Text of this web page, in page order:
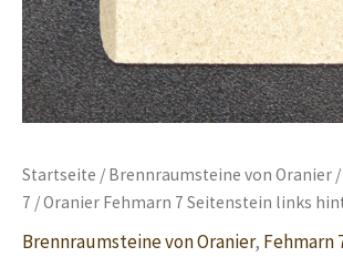
Startseite / Brennraumsteine von Oranier /
7 / Oranier Fehmarn 7 Seitenstein links
Brennraumsteine von Oranier, Fehmarn